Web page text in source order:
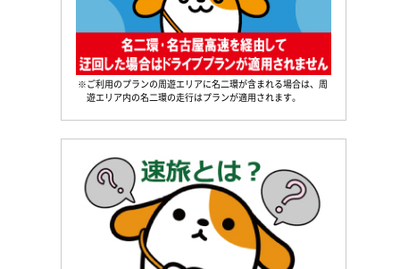
※ご利用のプランの周遊エリアに名二環が含まれる場合は、周
遊エリア内の名二環の走行はプランが適用されます。